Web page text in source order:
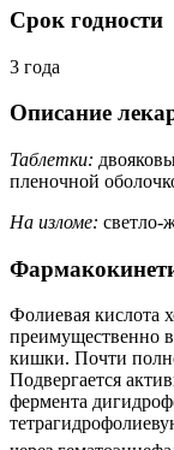
Срок годности
3 года
Описание
Таблетки:
пленочной
На изломе: светло-
Фолиевая кислота
преимущественно
кишки. Почти
Подвергается
фермента